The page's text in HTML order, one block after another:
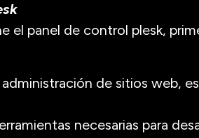
el panel de control plesk,
de sitios web,
necesarias para